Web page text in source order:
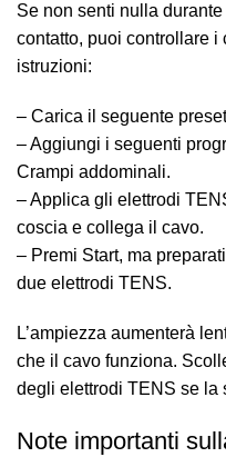
Se non senti nulla
contatto, puoi controllare
istruzioni:
– Carica il seguente
– Aggiungi i seguenti
Crampi addominali.
– Applica gli elettrodi
coscia e collega il cavo.
– Premi Start, ma
due elettrodi TENS.
L’ampiezza aumenterà
che il cavo funziona.
degli elettrodi TENS se la
Note importanti